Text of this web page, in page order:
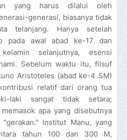
yang harus dilalui oleh
generasi, biasanya tidak
telanjang. Hanya setelah
pada awal abad ke-17 dan
selanjutnya, esensi
Sebelum waktu itu, filsuf
Aristoteles (abad ke-4 SM)
relatif dari orang tua
laki sangat tidak setara;
apa yang disebutnya
Institut Manu, yang
tahun 100 dan 300 M,